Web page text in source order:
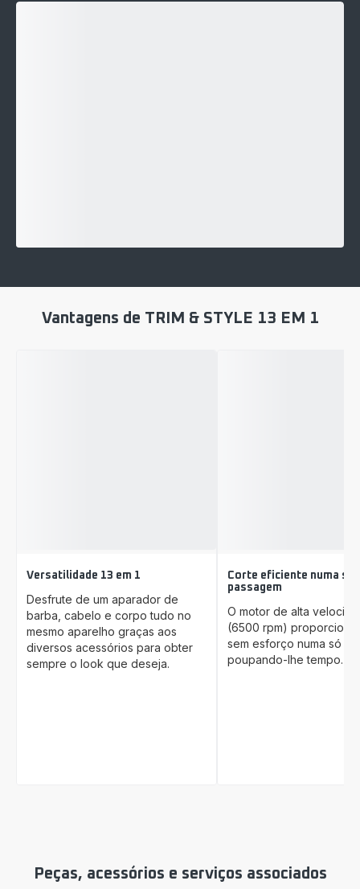
Vantagens de TRIM & STYLE 13 EM 1
Versatilidade 13 em 1
Desfrute de um aparador de
barba, cabelo e corpo tudo no
mesmo aparelho graças aos
diversos acessórios para obter
sempre o look que deseja.
Corte eficiente numa só
passagem
O motor de alta
(6500 rpm) proporciona
sem esforço numa só
poupando-lhe tempo.
Peças, acessórios e serviços associados